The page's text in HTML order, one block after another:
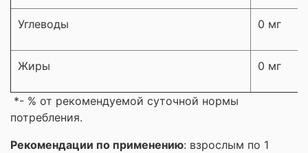
Углеводы 0 мг
Жиры 0 мг
*- % от рекомендуемой суточной нормы
потребления.
Рекомендации по применению: взрослым по 1